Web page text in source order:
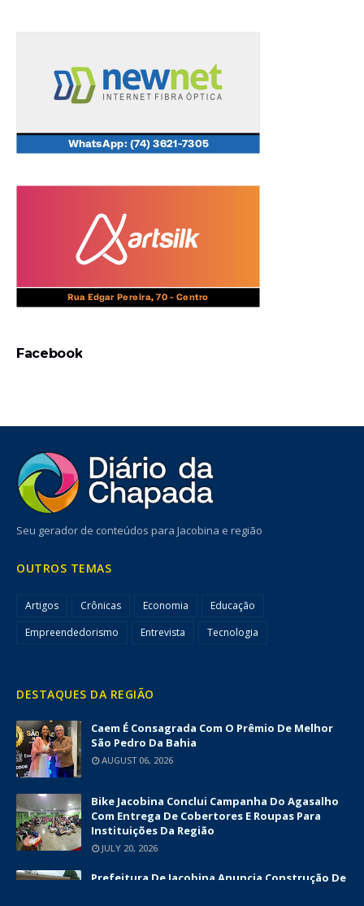
Facebook
Seu gerador de conteúdos para Jacobina e região
OUTROS TEMAS
Artigos Crônicas Economia
Educação
Empreendedorismo
Entrevista Tecnologia
DESTAQUES DA REGIÃO
Caem É Consagrada Com O Prêmio De Melhor
São Pedro Da Bahia
AUGUST 06, 2026
Bike Jacobina Conclui Campanha Do Agasalho
Com Entrega De Cobertores E Roupas Para
Instituições Da Região
JULY 20, 2026
Prefeitura De Jacobina Anuncia Construção De